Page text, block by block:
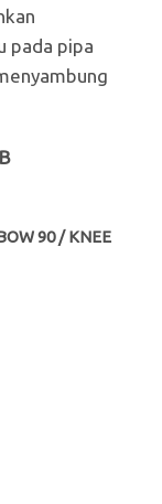
pada pipa
90 / KNEE